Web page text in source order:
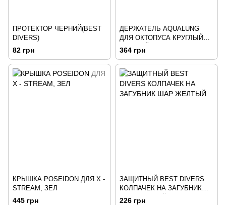
ПРОТЕКТОР ЧЕРНИЙ(BEST
DIVERS)
82 грн
ДЕРЖАТЕЛЬ AQUALUNG
ДЛЯ ОКТОПУСА КРУГЛЫЙ
ЖЕЛТЫЙ
364 грн
КРЫШКА POSEIDON ДЛЯ X -
STREAM, ЗЕЛ
445 грн
ЗАЩИТНЫЙ BEST DIVERS
КОЛПАЧЕК НА ЗАГУБНИК
ШАР ЖЕЛТЫЙ
226 грн